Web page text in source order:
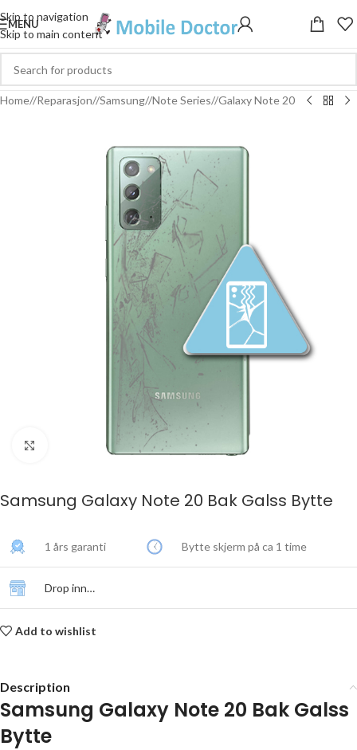
Skip to navigation
Skip to main content
MENU
Home/ Reparasjon/ Samsung/ Note Series/ Galaxy Note 20
Click to enlarge
Samsung Galaxy Note 20 Bak Galss Bytte
1 års garanti Bytte skjerm på ca 1 time
Drop inn…
Add to wishlist
Description
Samsung Galaxy Note 20 Bak Galss
Bytte